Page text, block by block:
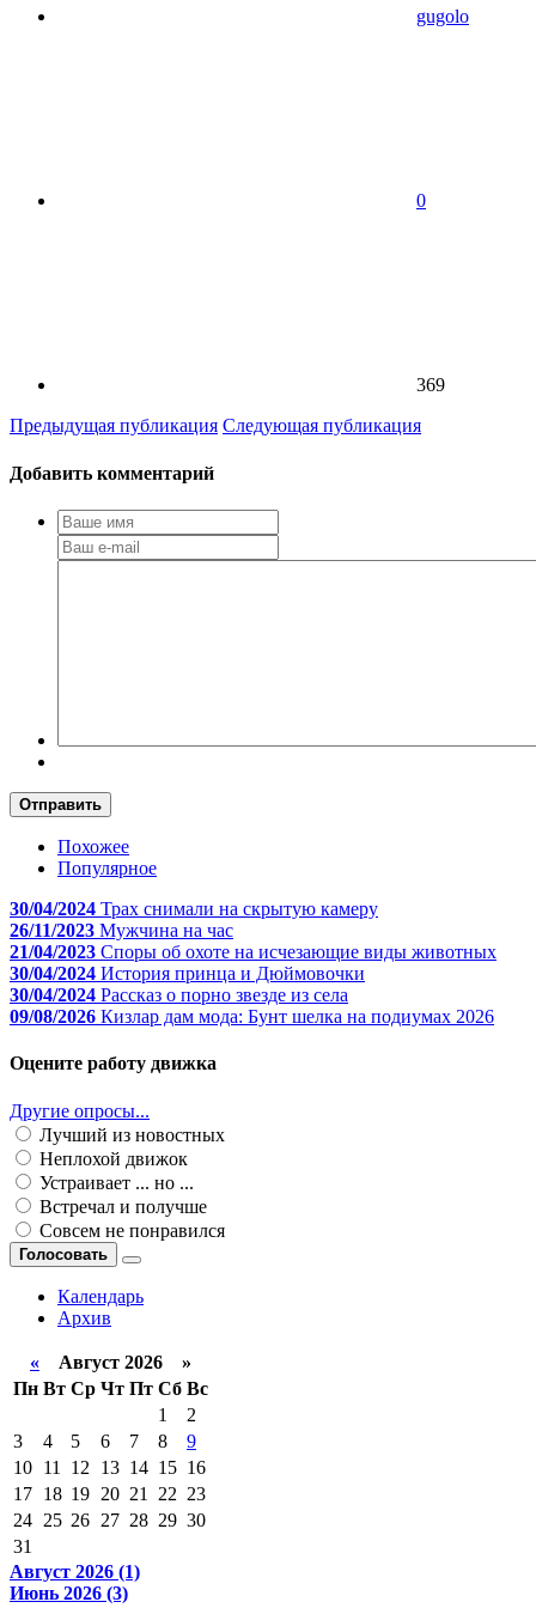
gugolo
0
369
Предыдущая публикация Следующая публикация
Добавить комментарий
Отправить
Похожее
Популярное
30/04/2024 Трах снимали на скрытую камеру
26/11/2023 Мужчина на час
21/04/2023 Споры об охоте на исчезающие виды животных
30/04/2024 История принца и Дюймовочки
30/04/2024 Рассказ о порно звезде из села
09/08/2026 Кизлар дам мода: Бунт шелка на подиумах 2026
Оцените работу движка
Другие опросы...
Лучший из новостных
Неплохой движок
Устраивает ... но ...
Встречал и получше
Совсем не понравился
Голосовать
Календарь
Архив
« Август 2026 »
Пн Вт Ср Чт Пт Сб Вс
1
2
3
4 5 6 7 8
9
10 11 12 13 14 15 16
17 18 19 20 21 22 23
24 25 26 27 28 29 30
31
Август 2026 (1)
Июнь 2026 (3)